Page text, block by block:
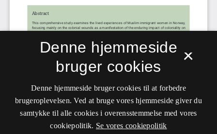
×
Denne hjemmeside
bruger cookies
Denne hjemmeside bruger cookies til at forbedre
brugeroplevelsen. Ved at bruge vores hjemmeside giver du
samtykke til alle cookies i overensstemmelse med vores
cookiepolitik. Se vores cookiepolitik